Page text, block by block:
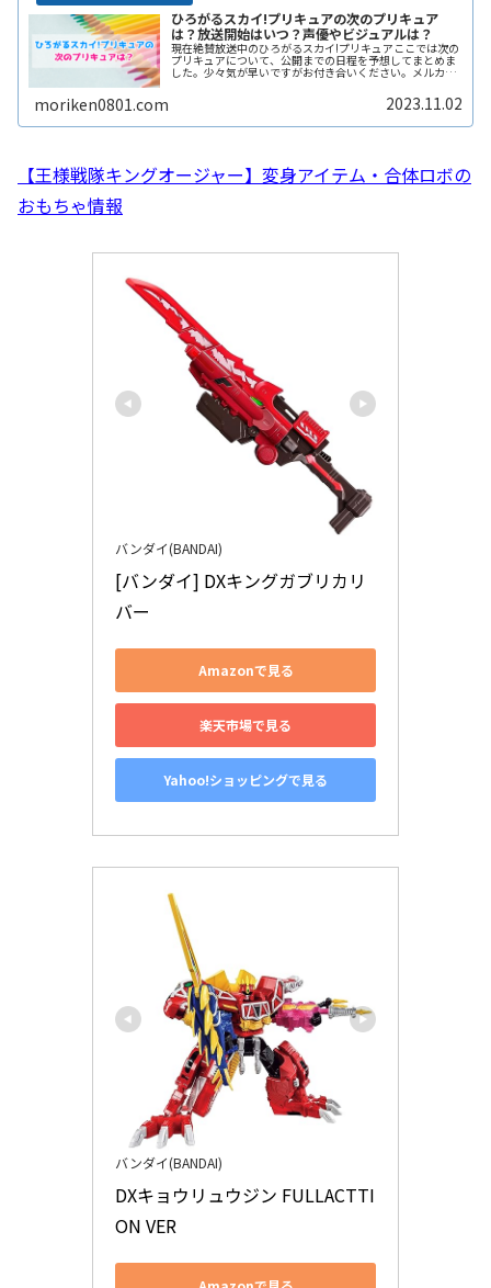
ひろがるスカイ!プリキュアの次のプリキュア
は？放送開始はいつ？声優やビジュアルは？
現在絶賛放送中のひろがるスカイ!プリキュアここでは次の
プリキュアについて、公開までの日程を予想してまとめま
した。少々気が早いですがお付き合いください。メルカリ
moriken0801.com 2023.11.02
【王様戦隊キングオージャー】変身アイテム・合体ロボの
おもちゃ情報
バンダイ(BANDAI)
[バンダイ] DXキングガブリカリ
バー
Amazonで見る
楽天市場で見る
Yahoo!ショッピングで見る
バンダイ(BANDAI)
DXキョウリュウジン FULLACTTI
ON VER